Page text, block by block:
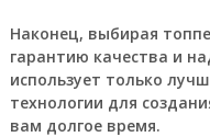
Наконец, выбирая
гарантию качества и
использует только
технологии для
вам долгое время.